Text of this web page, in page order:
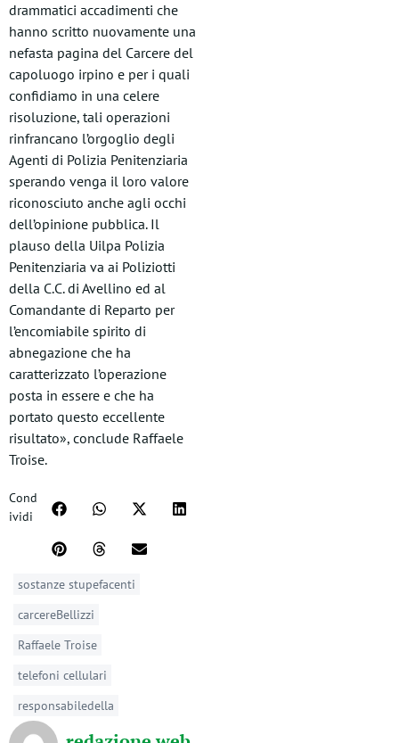
drammatici accadimenti che
hanno scritto nuovamente una
nefasta pagina del Carcere del
capoluogo irpino e per i quali
confidiamo in una celere
risoluzione, tali operazioni
rinfrancano l’orgoglio degli
Agenti di Polizia Penitenziaria
sperando venga il loro valore
riconosciuto anche agli occhi
dell’opinione pubblica. Il
plauso della Uilpa Polizia
Penitenziaria va ai Poliziotti
della C.C. di Avellino ed al
Comandante di Reparto per
l’encomiabile spirito di
abnegazione che ha
caratterizzato l’operazione
posta in essere e che ha
portato questo eccellente
risultato», conclude Raffaele
Troise.
Cond
ividi
sostanze stupefacenti
carcereBellizzi
Raffaele Troise
telefoni cellulari
responsabiledella